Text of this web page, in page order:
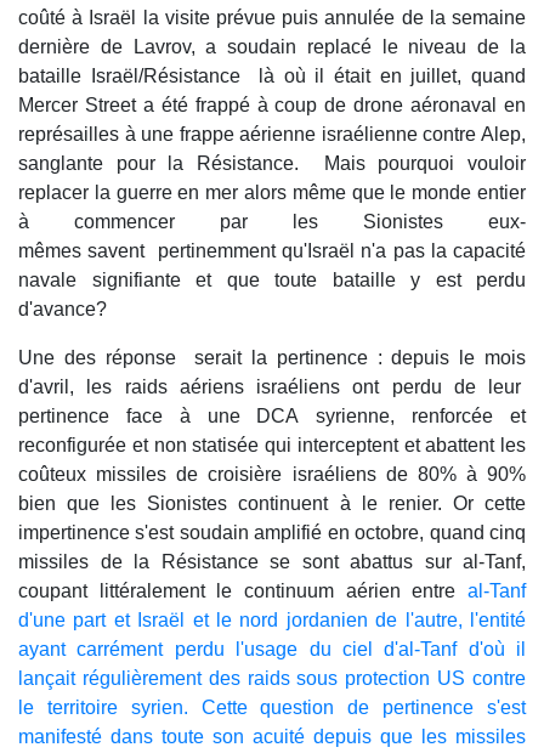
coûté à Israël la visite prévue puis annulée de la semaine
dernière de Lavrov, a soudain replacé le niveau de la
bataille Israël/Résistance là où il était en juillet, quand
Mercer Street a été frappé à coup de drone aéronaval en
représailles à une frappe aérienne israélienne contre Alep,
sanglante pour la Résistance. Mais pourquoi vouloir
replacer la guerre en mer alors même que le monde entier
à commencer par les Sionistes eux-
mêmes savent pertinemment qu'Israël n'a pas la capacité
navale signifiante et que toute bataille y est perdu
d'avance?
Une des réponse serait la pertinence : depuis le mois
d'avril, les raids aériens israéliens ont perdu de leur
pertinence face à une DCA syrienne, renforcée et
reconfigurée et non statisée qui interceptent et abattent les
coûteux missiles de croisière israéliens de 80% à 90%
bien que les Sionistes continuent à le renier. Or cette
impertinence s'est soudain amplifié en octobre, quand cinq
missiles de la Résistance se sont abattus sur al-Tanf,
coupant littéralement le continuum aérien entre al-Tanf
d'une part et Israël et le nord jordanien de l'autre, l'entité
ayant carrément perdu l'usage du ciel d'al-Tanf d'où il
lançait régulièrement des raids sous protection US contre
le territoire syrien. Cette question de pertinence s'est
manifesté dans toute son acuité depuis que les missiles